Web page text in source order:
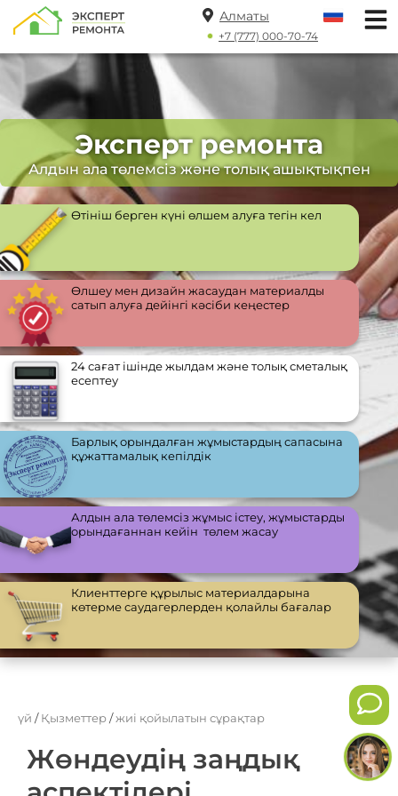
Алматы
+7 (777) 000-70-74
Эксперт ремонта
Алдын ала төлемсіз және толық ашықтықпен
Өтініш берген күні өлшем алуға тегін кел
Өлшеу мен дизайн жасаудан материалды
сатып алуға дейінгі кәсіби кеңестер
24 сағат ішінде жылдам және толық сметалық
есептеу
Барлық орындалған жұмыстардың сапасына
құжаттамалық кепілдік
Алдын ала төлемсіз жұмыс істеу, жұмыстарды
орындағаннан кейін төлем жасау
Клиенттерге құрылыс материалдарына
көтерме саудагерлерден қолайлы бағалар
үй /Қызметтер/жиі қойылатын сұрақтар
Жөндеудің заңдық